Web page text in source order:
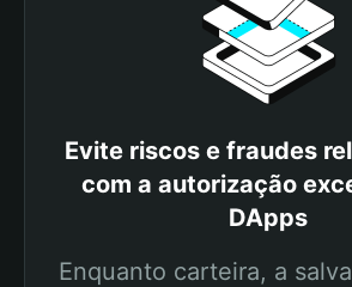
Evite riscos e fraudes
com a autorização
DApps
Enquanto carteira, a